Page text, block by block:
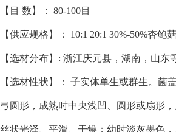
【目 数】： 80-100目
【供应规格】： 10:1 20:1 30%-50%杏鲍
【选材分布】: 浙江庆元县，湖南，山东
【选材性状】： 子实体单生或群生。菌
弓圆形，成熟时中央浅凹、圆形或扇形
丝状光泽、平滑、干燥；幼时淡灰墨色